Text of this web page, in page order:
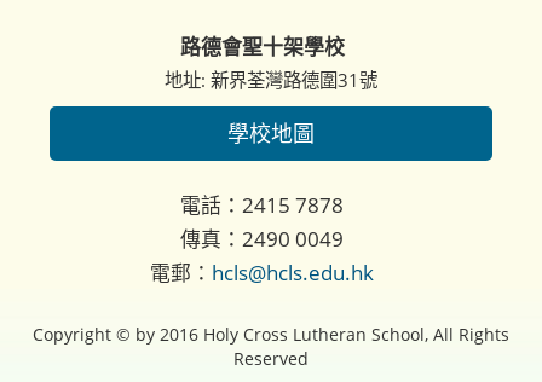
路德會聖十架學校
地址: 新界荃灣路德圍31號
學校地圖
電話：2415 7878
傳真：2490 0049
電郵： hcls@hcls.edu.hk
Copyright © by 2016 Holy Cross Lutheran School, All Rights
Reserved